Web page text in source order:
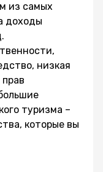
из самых
доходы
низкая
туризма –
которые вы